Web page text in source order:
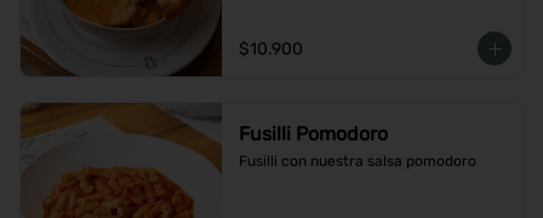
$10.900
Fusilli Pomodoro
Fusilli con nuestra salsa pomodoro